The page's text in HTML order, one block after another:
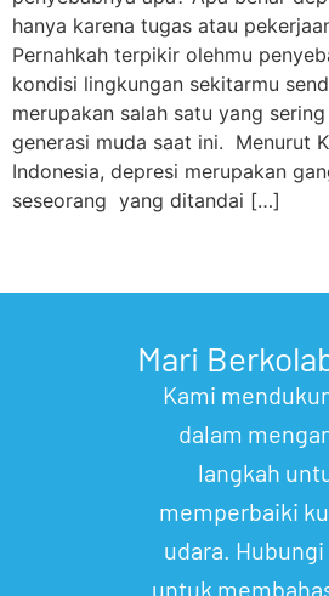
hanya karena tugas atau
Pernahkah terpikir olehmu
kondisi lingkungan sekitarmu
merupakan salah satu yang
generasi muda saat ini. Menurut
Indonesia, depresi merupakan
seseorang yang ditandai […]
Mari
Kami
dalam
langkah
memperbaiki
udara.
untuk